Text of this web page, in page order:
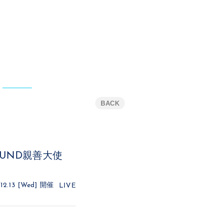
BACK
親善大使
[Wed] 開催 LIVE